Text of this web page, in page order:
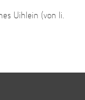
Uihlein (von li.